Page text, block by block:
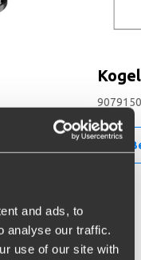
and ads, to
analyse our traffic.
use of our site with